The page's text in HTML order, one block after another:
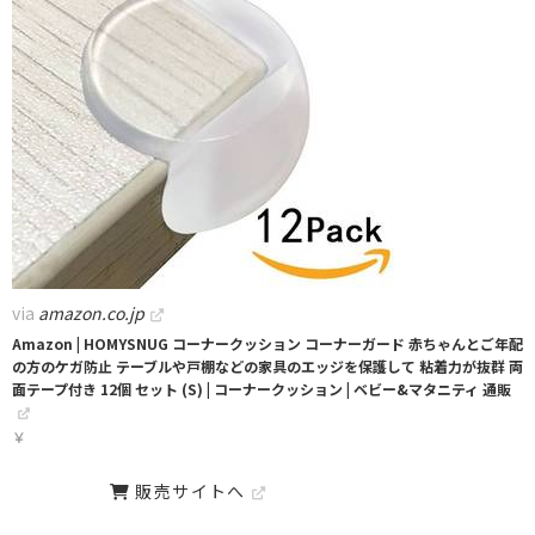
via amazon.co.jp
Amazon | HOMYSNUG コーナークッション コーナーガード 赤ちゃんとご年配
の方のケガ防止 テーブルや戸棚などの家具のエッジを保護して 粘着力が抜群 両
面テープ付き 12個 セット (S) | コーナークッション | ベビー&マタニティ 通販
￥
販売サイトへ